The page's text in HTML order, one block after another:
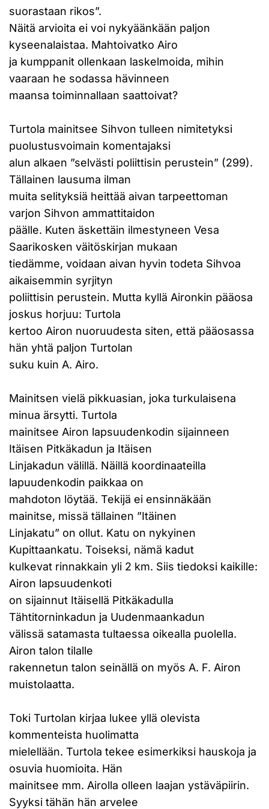
suorastaan rikos”.
Näitä arvioita ei voi nykyäänkään paljon
kyseenalaistaa. Mahtoivatko Airo
ja kumppanit ollenkaan laskelmoida, mihin
vaaraan he sodassa hävinneen
maansa toiminnallaan saattoivat?
Turtola mainitsee Sihvon tulleen nimitetyksi
puolustusvoimain komentajaksi
alun alkaen ”selvästi poliittisin perustein” (299).
Tällainen lausuma ilman
muita selityksiä heittää aivan tarpeettoman
varjon Sihvon ammattitaidon
päälle. Kuten äskettäin ilmestyneen Vesa
Saarikosken väitöskirjan mukaan
tiedämme, voidaan aivan hyvin todeta Sihvoa
aikaisemmin syrjityn
poliittisin perustein. Mutta kyllä Aironkin pääosa
joskus horjuu: Turtola
kertoo Airon nuoruudesta siten, että pääosassa
hän yhtä paljon Turtolan
suku kuin A. Airo.
Mainitsen vielä pikkuasian, joka turkulaisena
minua ärsytti. Turtola
mainitsee Airon lapsuudenkodin sijainneen
Itäisen Pitkäkadun ja Itäisen
Linjakadun välillä. Näillä koordinaateilla
lapuudenkodin paikkaa on
mahdoton löytää. Tekijä ei ensinnäkään
mainitse, missä tällainen ”Itäinen
Linjakatu” on ollut. Katu on nykyinen
Kupittaankatu. Toiseksi, nämä kadut
kulkevat rinnakkain yli 2 km. Siis tiedoksi kaikille:
Airon lapsuudenkoti
on sijainnut Itäisellä Pitkäkadulla
Tähtitorninkadun ja Uudenmaankadun
välissä satamasta tultaessa oikealla puolella.
Airon talon tilalle
rakennetun talon seinällä on myös A. F. Airon
muistolaatta.
Toki Turtolan kirjaa lukee yllä olevista
kommenteista huolimatta
mielellään. Turtola tekee esimerkiksi hauskoja ja
osuvia huomioita. Hän
mainitsee mm. Airolla olleen laajan ystäväpiirin.
Syyksi tähän hän arvelee